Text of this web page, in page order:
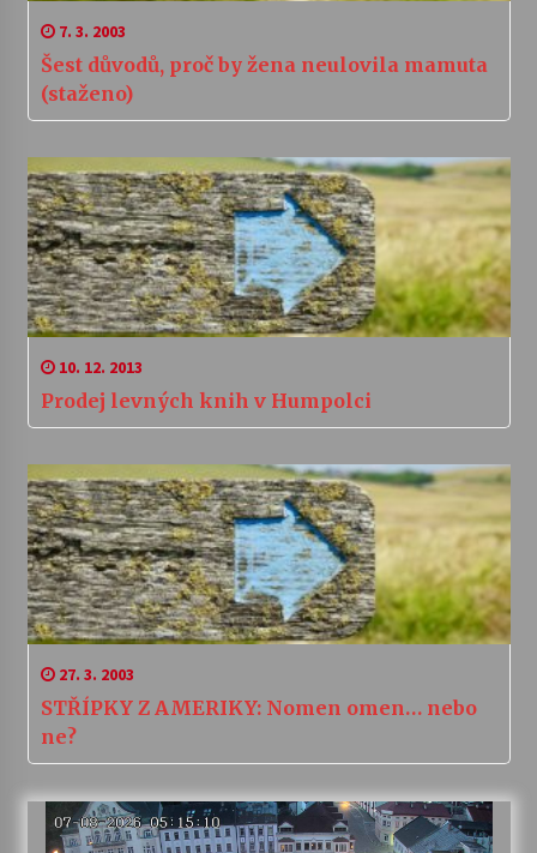
7. 3. 2003
Šest důvodů, proč by žena neulovila mamuta
(staženo)
10. 12. 2013
Prodej levných knih v Humpolci
27. 3. 2003
STŘÍPKY Z AMERIKY: Nomen omen… nebo
ne?